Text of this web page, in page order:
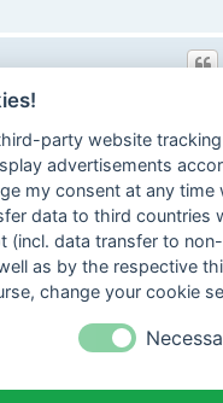
das
a.18.07.2026.Siehe
party website
advertisements
my consent at any
data to third countries
(incl. data transfer to
as by the respective
change your cookie